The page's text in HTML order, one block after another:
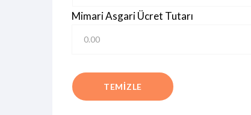
Mimari Asgari Ücret Tutarı